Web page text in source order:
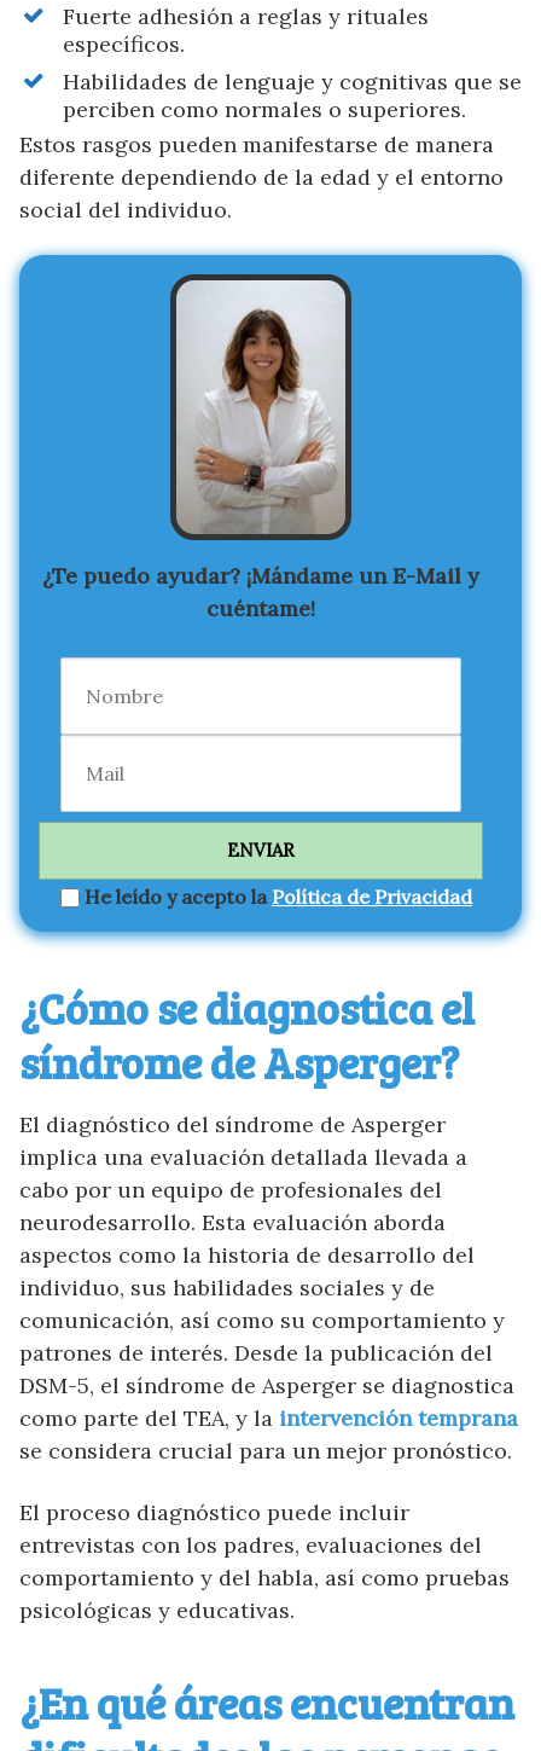
Fuerte adhesión a reglas y rituales
específicos.
Habilidades de lenguaje y cognitivas que se
perciben como normales o superiores.
Estos rasgos pueden manifestarse de manera
diferente dependiendo de la edad y el entorno
social del individuo.
¿Te puedo ayudar? ¡Mándame un E-Mail y
cuéntame!
He leído y acepto la Política de Privacidad
¿Cómo se diagnostica el
síndrome de Asperger?
El diagnóstico del síndrome de Asperger
implica una evaluación detallada llevada a
cabo por un equipo de profesionales del
neurodesarrollo. Esta evaluación aborda
aspectos como la historia de desarrollo del
individuo, sus habilidades sociales y de
comunicación, así como su comportamiento y
patrones de interés. Desde la publicación del
DSM-5, el síndrome de Asperger se diagnostica
como parte del TEA, y la intervención temprana
se considera crucial para un mejor pronóstico.
El proceso diagnóstico puede incluir
entrevistas con los padres, evaluaciones del
comportamiento y del habla, así como pruebas
psicológicas y educativas.
¿En qué áreas encuentran